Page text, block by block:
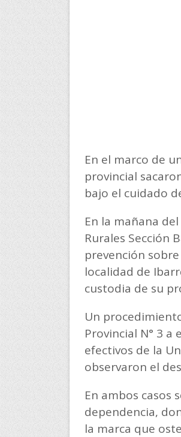
En el marco de
provincial
bajo el cuidado
En la mañana
Rurales Sección
prevención
localidad de
custodia de su
Un
Provincial N° 3 a
efectivos de la
observaron el
En ambos casos
dependencia,
la marca que